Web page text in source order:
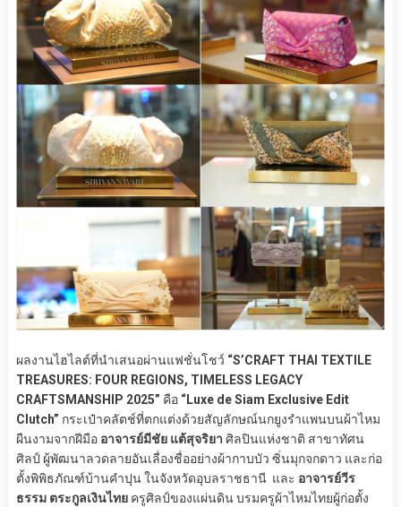
ผลงานไฮไลต์ที่นำเสนอผ่านแฟชั่นโชว์ “S’CRAFT THAI TEXTILE
TREASURES: FOUR REGIONS, TIMELESS LEGACY
CRAFTSMANSHIP 2025” คือ “Luxe de Siam Exclusive Edit
Clutch” กระเป๋าคลัตช์ที่ตกแต่งด้วยสัญลักษณ์นกยูงรำแพนบนผ้าไหม
ผืนงามจากฝีมือ อาจารย์มีชัย แต้สุจริยา ศิลปินแห่งชาติ สาขาทัศน
ศิลป์ ผู้พัฒนาลวดลายอันเลื่องชื่ออย่างผ้ากาบบัว ซิ่นมุกจกดาว และก่อ
ตั้งพิพิธภัณฑ์บ้านคำปุน ในจังหวัดอุบลราชธานี และ อาจารย์วีร
ธรรม ตระกูลเงินไทยครูศิลป์ของแผ่นดิน บรมครูผ้าไหมไทยผู้ก่อตั้ง